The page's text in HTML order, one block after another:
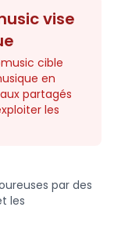
vise
cible
en
partagés
les
par des
les